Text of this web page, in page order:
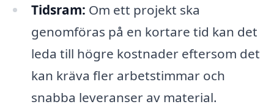
Tidsram: Om ett projekt ska
genomföras på en kortare tid kan det
leda till högre kostnader eftersom det
kan kräva fler arbetstimmar och
snabba leveranser av material.